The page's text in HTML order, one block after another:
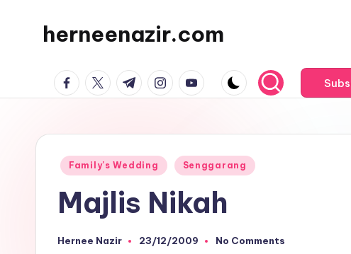
herneenazir.com
Lifestyle
Blogger
facebook.com
twitter.com
t.me instagram.com
youtube.com
Posted
Family's Wedding Senggarang
Majlis Nikah
Posted
Hernee Nazir 23/12/2009 No Comments